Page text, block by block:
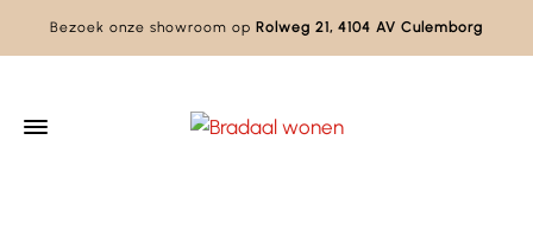
Bezoek onze showroom op Rolweg 21, 4104 AV Culemborg